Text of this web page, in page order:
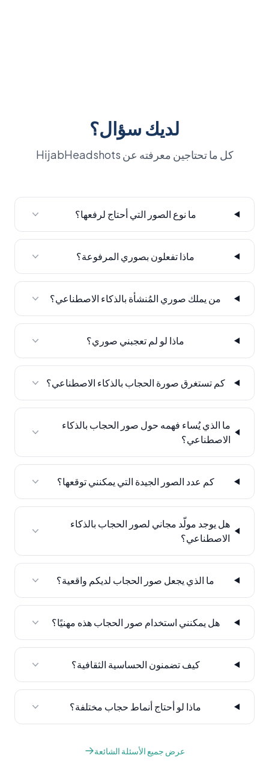
لديك سؤال؟
كل ما تحتاجين معرفته عن HijabHeadshots
ما نوع الصور التي أحتاج لرفعها؟
ماذا تفعلون بصوري المرفوعة؟
من يملك صوري المُنشأة بالذكاء الاصطناعي؟
ماذا لو لم تعجبني صوري؟
كم تستغرق صورة الحجاب بالذكاء الاصطناعي؟
ما الذي يُساء فهمه حول صور الحجاب بالذكاء
الاصطناعي؟
كم عدد الصور الجيدة التي يمكنني توقعها؟
هل يوجد مولّد مجاني لصور الحجاب بالذكاء
الاصطناعي؟
ما الذي يجعل صور الحجاب لديكم واقعية؟
هل يمكنني استخدام صور الحجاب هذه مهنيًا؟
كيف تضمنون الحساسية الثقافية؟
ماذا لو أحتاج أنماط حجاب مختلفة؟
عرض جميع الأسئلة الشائعة